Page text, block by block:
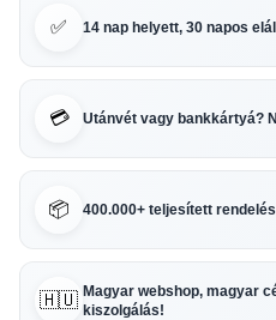
✅ 14 nap helyett, 30 napos
💳 Utánvét vagy bankkártyá?
📦 400.000+ teljesített
🇭🇺 Magyar webshop, magyar
kiszolgálás!